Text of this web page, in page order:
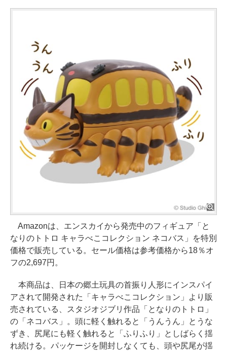
Amazonは、エンスカイから発売中のフィギュア「と
なりのトトロ キャラべこコレクション ネコバス」を特別
価格で販売している。セール価格は参考価格から18％オ
フの2,697円。
本商品は、日本の郷土玩具の首振り人形にインスパイ
アされて開発された「キャラべこコレクション」より販
売されている、スタジオジブリ作品「となりのトトロ」
の「ネコバス」。頭に軽く触れると「うんうん」とうな
ずき、尻尾にも軽く触れると「ふりふり」としばらく揺
れ続ける。パッケージを開封しなくても、頭や尻尾が揺